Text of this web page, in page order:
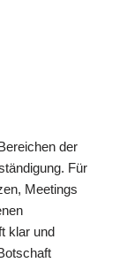
der
Für
Meetings
klar und